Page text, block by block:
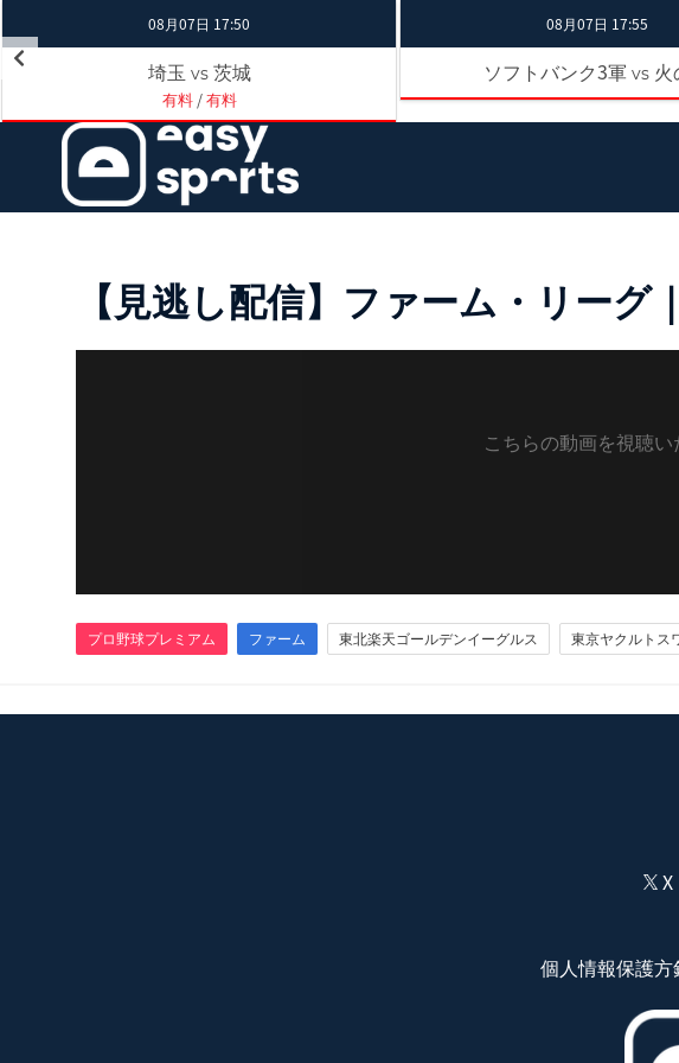
08月07日 17:50
埼玉 vs 茨城
有料/有料
08月07日 17:55
ソフトバンク3軍 vs 火
【見逃し配信】ファーム・リー
こちらの動画を視聴
プロ野球プレミアム ファーム 東北楽天ゴールデンイーグルス 東京ヤクルトス
X
個人情報保護方